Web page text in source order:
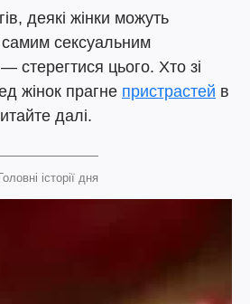
деякі жінки можуть
сексуальним
стерегтися цього. Хто зі
жінок прагне пристрастей в
далі.
Головні історії дня